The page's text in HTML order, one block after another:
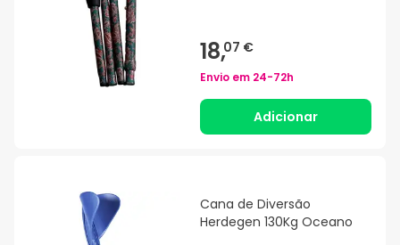
18,07 €
Envio em 24-72h
Adicionar
Cana de Diversão
Herdegen 130Kg Oceano